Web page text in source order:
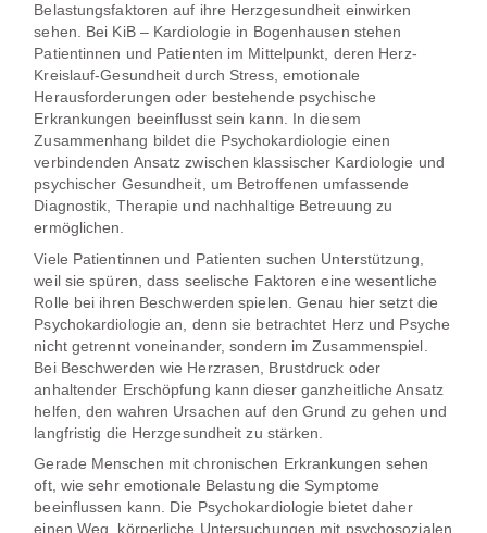
Belastungsfaktoren auf ihre Herzgesundheit einwirken
sehen. Bei KiB – Kardiologie in Bogenhausen stehen
Patientinnen und Patienten im Mittelpunkt, deren Herz-
Kreislauf-Gesundheit durch Stress, emotionale
Herausforderungen oder bestehende psychische
Erkrankungen beeinflusst sein kann. In diesem
Zusammenhang bildet die Psychokardiologie einen
verbindenden Ansatz zwischen klassischer Kardiologie und
psychischer Gesundheit, um Betroffenen umfassende
Diagnostik, Therapie und nachhaltige Betreuung zu
ermöglichen.
Viele Patientinnen und Patienten suchen Unterstützung,
weil sie spüren, dass seelische Faktoren eine wesentliche
Rolle bei ihren Beschwerden spielen. Genau hier setzt die
Psychokardiologie an, denn sie betrachtet Herz und Psyche
nicht getrennt voneinander, sondern im Zusammenspiel.
Bei Beschwerden wie Herzrasen, Brustdruck oder
anhaltender Erschöpfung kann dieser ganzheitliche Ansatz
helfen, den wahren Ursachen auf den Grund zu gehen und
langfristig die Herzgesundheit zu stärken.
Gerade Menschen mit chronischen Erkrankungen sehen
oft, wie sehr emotionale Belastung die Symptome
beeinflussen kann. Die Psychokardiologie bietet daher
einen Weg, körperliche Untersuchungen mit psychosozialen